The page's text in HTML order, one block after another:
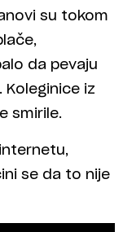
su tokom
da pevaju
Koleginice iz
smirile.
se da to nije